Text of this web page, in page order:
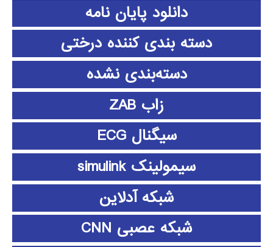
دانلود پايان نامه
دسته بندی کننده درختی
دسته‌بندی نشده
زاب ZAB
سیگنال ECG
سیمولینک simulink
شبکه آدلاین
شبکه عصبی CNN